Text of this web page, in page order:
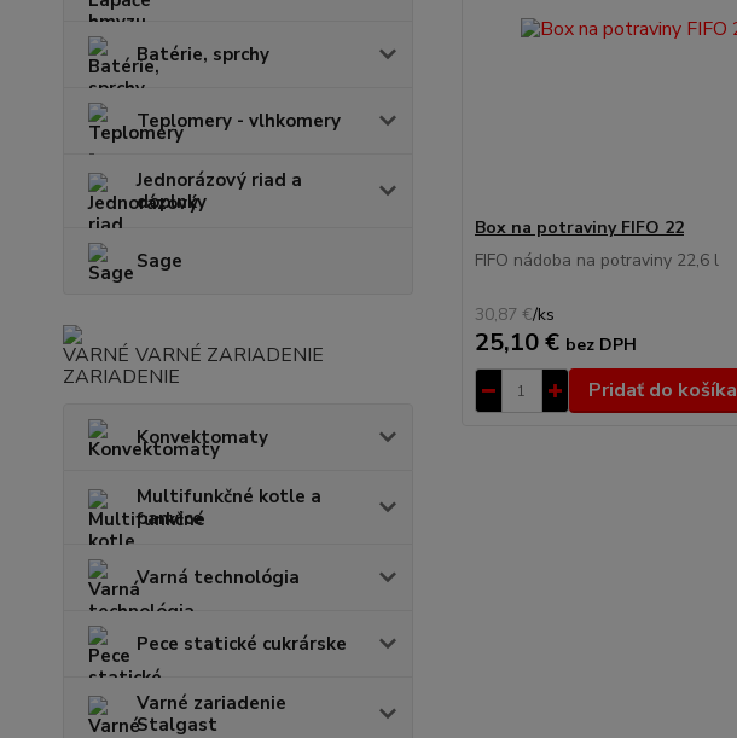
Batérie, sprchy
Teplomery - vlhkomery
Jednorázový riad a
doplnky
Sage
VARNÉ ZARIADENIE
Konvektomaty
Multifunkčné kotle a
panvice
Varná technológia
Pece statické cukrárske
Varné zariadenie
Stalgast
Box na potraviny FIFO 22
FIFO nádoba na potraviny 22,6 l
30,87 €/ks
25,10 € bez DPH
Pridať do košíka